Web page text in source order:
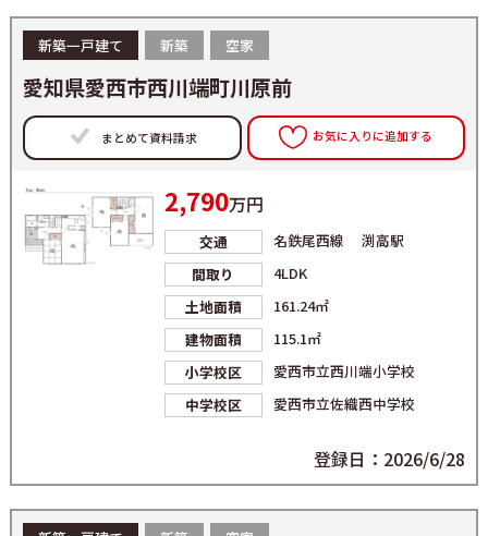
新築一戸建て 新築 空家
愛知県愛西市西川端町川原前
まとめて資料請求 お気に入りに追加する
2,790万円
交通
名鉄尾西線 渕高駅
間取り
4LDK
土地面積
161.24㎡
建物面積
115.1㎡
小学校区
愛西市立西川端小学校
中学校区
愛西市立佐織西中学校
登録日：2026/6/28